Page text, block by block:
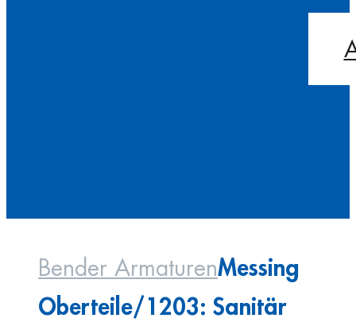
Bender ArmaturenMessing
Oberteile/1203: Sanitär